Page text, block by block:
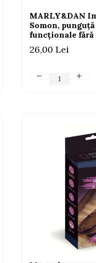
MARLY&DAN
Somon,
funcționale fără
sistem imunitar,
26,00 Lei